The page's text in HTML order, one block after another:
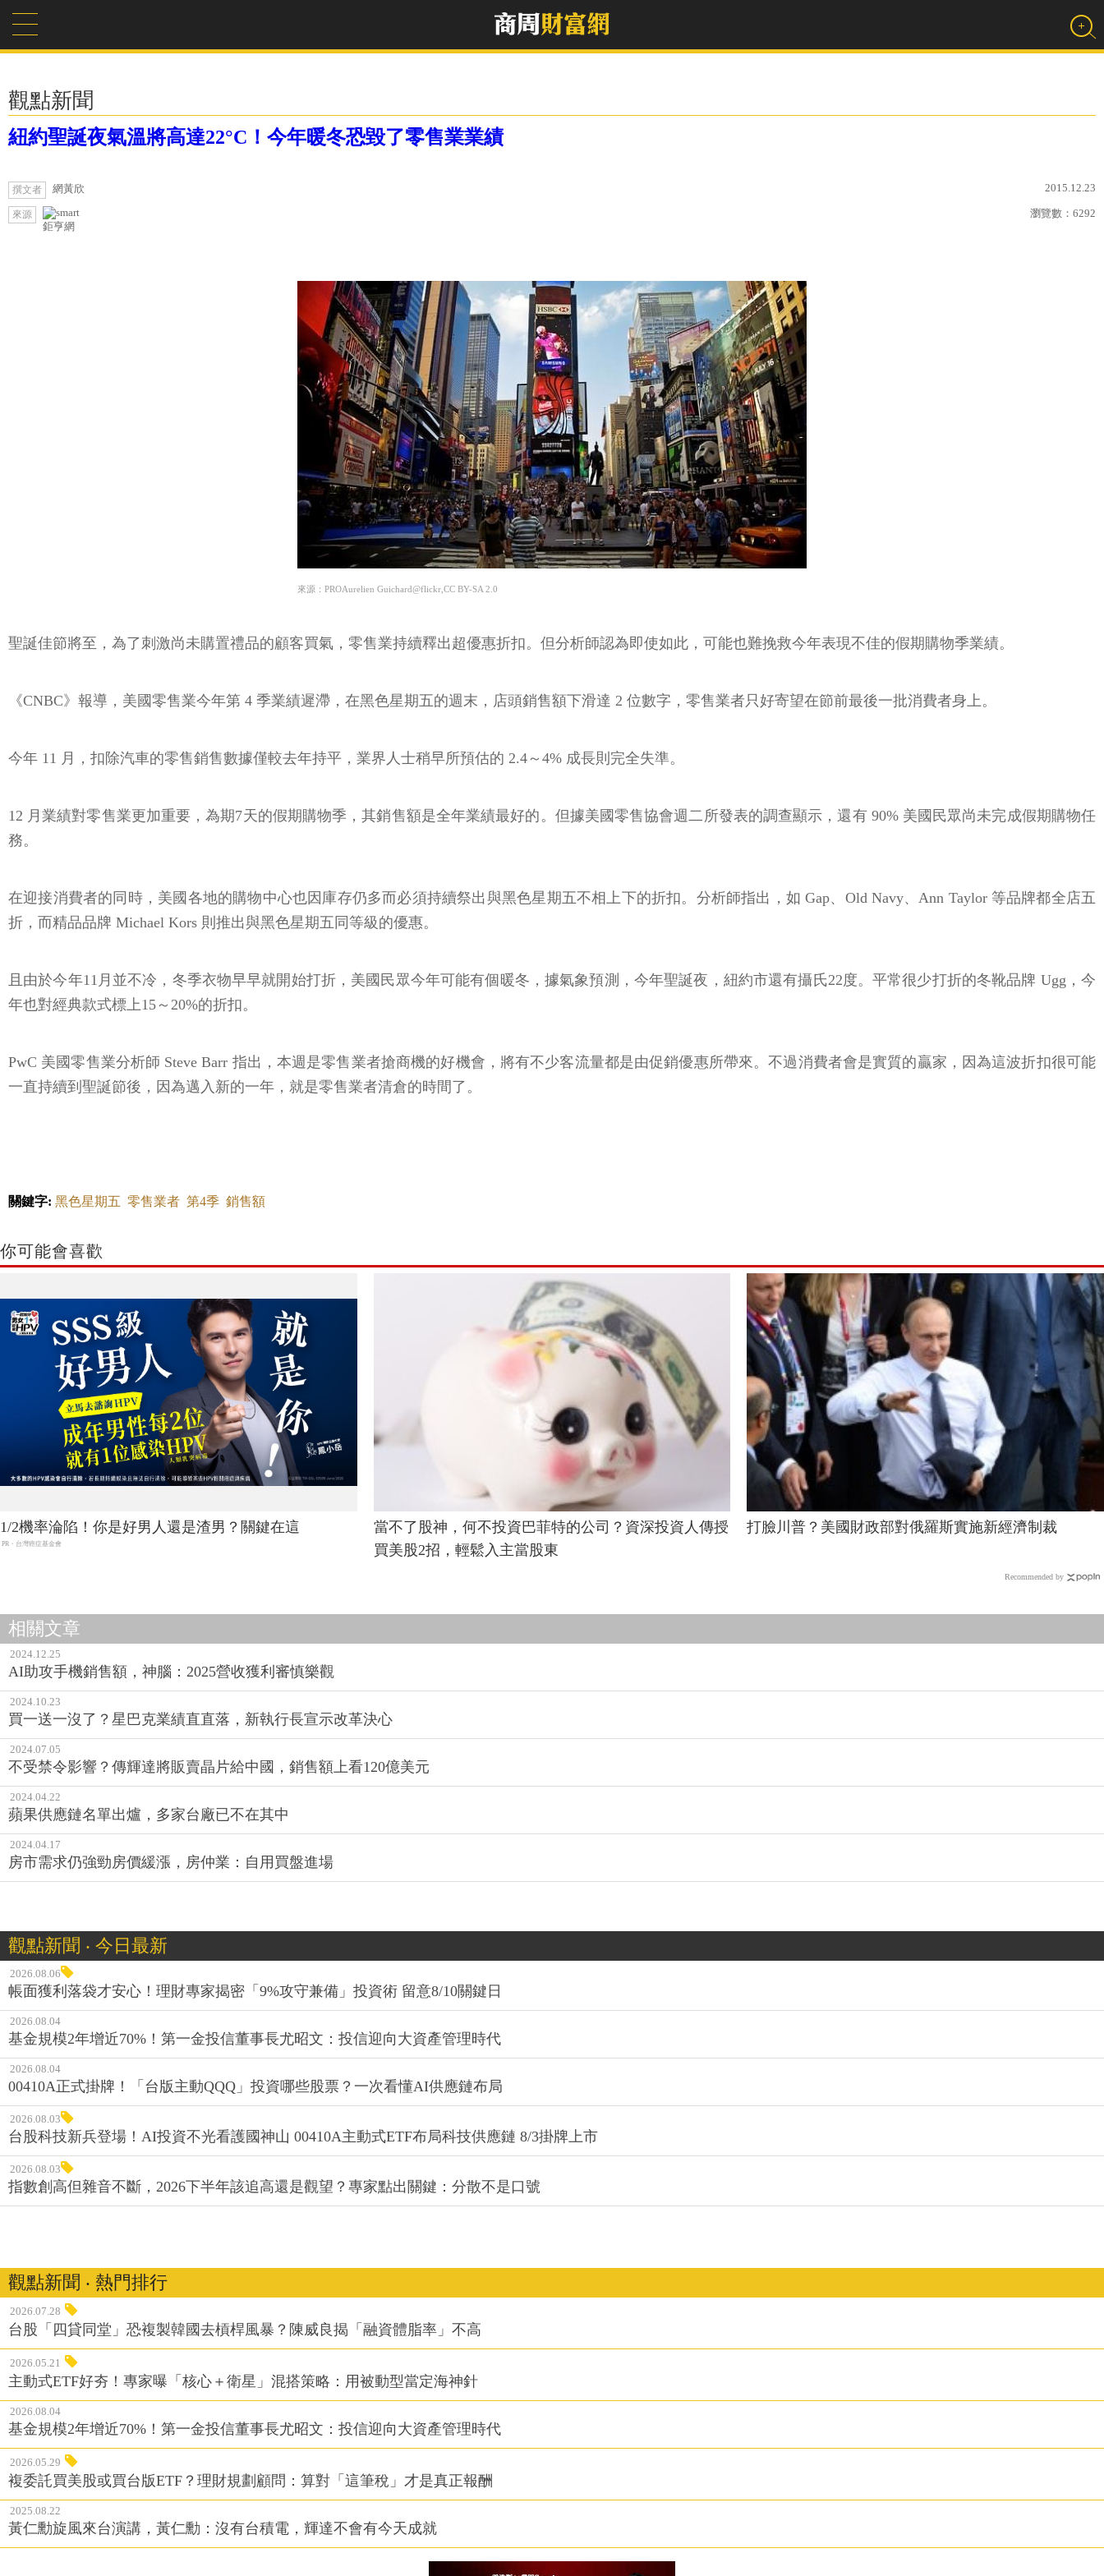
觀點新聞
紐約聖誕夜氣溫將高達22°C！今年暖冬恐毀了零售業業績
撰文者 網黃欣 2015.12.23
來源
鉅亨網
瀏覽數： 6292
來源：PROAurelien Guichard@flickr,CC BY-SA 2.0
聖誕佳節將至，為了刺激尚未購置禮品的顧客買氣，零售業持續釋出超優惠折扣。但分析師認為即使如此，可能也難挽救今年表現不佳的假期購物季業績。
《CNBC》報導，美國零售業今年第 4 季業績遲滯，在黑色星期五的週末，店頭銷售額下滑達 2 位數字，零售業者只好寄望在節前最後一批消費者身上。
今年 11 月，扣除汽車的零售銷售數據僅較去年持平，業界人士稍早所預估的 2.4～4% 成長則完全失準。
12 月業績對零售業更加重要，為期7天的假期購物季，其銷售額是全年業績最好的。但據美國零售協會週二所發表的調查顯示，還有 90% 美國民眾尚未完成假期購物任
務。
在迎接消費者的同時，美國各地的購物中心也因庫存仍多而必須持續祭出與黑色星期五不相上下的折扣。分析師指出，如 Gap、Old Navy、Ann Taylor 等品牌都全店五
折，而精品品牌 Michael Kors 則推出與黑色星期五同等級的優惠。
且由於今年11月並不冷，冬季衣物早早就開始打折，美國民眾今年可能有個暖冬，據氣象預測，今年聖誕夜，紐約市還有攝氏22度。平常很少打折的冬靴品牌 Ugg，今
年也對經典款式標上15～20%的折扣。
PwC 美國零售業分析師 Steve Barr 指出，本週是零售業者搶商機的好機會，將有不少客流量都是由促銷優惠所帶來。不過消費者會是實質的贏家，因為這波折扣很可能
一直持續到聖誕節後，因為邁入新的一年，就是零售業者清倉的時間了。
關鍵字: 黑色星期五 零售業者 第4季 銷售額
你可能會喜歡
1/2機率淪陷！你是好男人還是渣男？關鍵在這
PR・台灣癌症基金會
當不了股神，何不投資巴菲特的公司？資深投資人傳授
買美股2招，輕鬆入主當股東
打臉川普？美國財政部對俄羅斯實施新經濟制裁
Recommended by
相關文章
2024.12.25
AI助攻手機銷售額，神腦：2025營收獲利審慎樂觀
2024.10.23
買一送一沒了？星巴克業績直直落，新執行長宣示改革決心
2024.07.05
不受禁令影響？傳輝達將販賣晶片給中國，銷售額上看120億美元
2024.04.22
蘋果供應鏈名單出爐，多家台廠已不在其中
2024.04.17
房市需求仍強勁房價緩漲，房仲業：自用買盤進場
觀點新聞 ‧ 今日最新
2026.08.06
帳面獲利落袋才安心！理財專家揭密「9%攻守兼備」投資術 留意8/10關鍵日
2026.08.04
基金規模2年增近70%！第一金投信董事長尤昭文：投信迎向大資產管理時代
2026.08.04
00410A正式掛牌！「台版主動QQQ」投資哪些股票？一次看懂AI供應鏈布局
2026.08.03
台股科技新兵登場！AI投資不光看護國神山 00410A主動式ETF布局科技供應鏈 8/3掛牌上市
2026.08.03
指數創高但雜音不斷，2026下半年該追高還是觀望？專家點出關鍵：分散不是口號
觀點新聞 ‧ 熱門排行
2026.07.28
台股「四貸同堂」恐複製韓國去槓桿風暴？陳威良揭「融資體脂率」不高
2026.05.21
主動式ETF好夯！專家曝「核心＋衛星」混搭策略：用被動型當定海神針
2026.08.04
基金規模2年增近70%！第一金投信董事長尤昭文：投信迎向大資產管理時代
2026.05.29
複委託買美股或買台版ETF？理財規劃顧問：算對「這筆稅」才是真正報酬
2025.08.22
黃仁勳旋風來台演講，黃仁勳：沒有台積電，輝達不會有今天成就